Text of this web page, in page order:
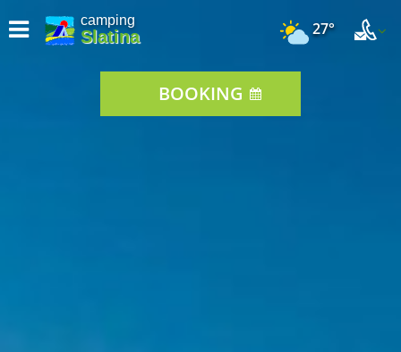
camping
Slatina 27°
BOOKING